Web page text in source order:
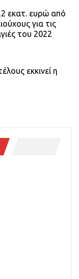
εκατ. ευρώ από
για τις
του 2022
εκκινεί η